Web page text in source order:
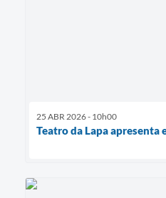
25 ABR 2026 - 10h00
Teatro da Lapa apresenta